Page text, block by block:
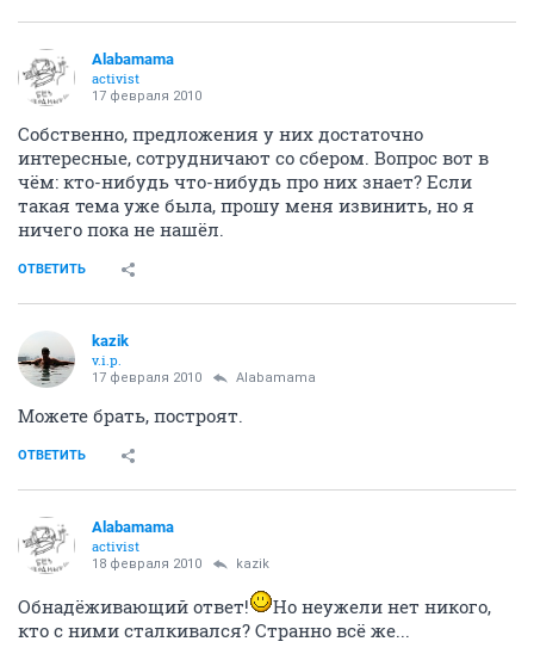
Alabamama
activist
17 февраля 2010
Собственно, предложения у них достаточно
интересные, сотрудничают со сбером. Вопрос вот в
чём: кто-нибудь что-нибудь про них знает? Если
такая тема уже была, прошу меня извинить, но я
ничего пока не нашёл.
ОТВЕТИТЬ
kazik
v.i.p.
17 февраля 2010 Alabamama
Можете брать, построят.
ОТВЕТИТЬ
Alabamama
activist
18 февраля 2010 kazik
Обнадёживающий ответ!
Но неужели нет никого,
кто с ними сталкивался? Странно всё же...